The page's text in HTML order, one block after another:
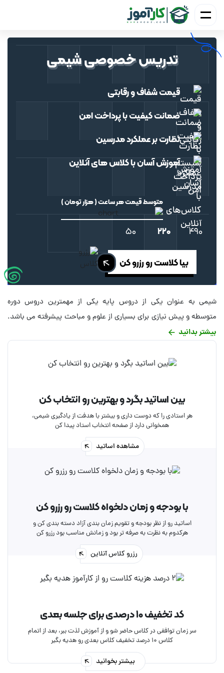
تدریس خصوصی شیمی
قیمت شفاف و رقابتی
ضمانت کیفیت باپرداخت امن
نظارت بر عملکرد مدرسین
آموزش آسان با کلاس‌هایآنلاین
متوسط قیمت هر ساعت ( هزار تومان )
۵۰ ۲۲۰ ۴۹۰
بیا کلاست رو رزرو کن
شیمی به عنوان یکی از دروس پایه یکی از مهمترین دروس دوره
متوسطه و پیش نیازی برای بسیاری از علوم و مباحث پیشرفته می باشد.
تدریس خصوصی شیمی به صورت آنلاین و اینترنتی راهی موثر برای
شیمی می تواند تاثیر فراوانی در قوی شدن پایه شیمی و آمادگی برای
معلمان خانم و آقا به صورت آنلاین از طریق سایت کارآموز امکان پذیر
است. برای رزرو جلسه آنلاین تدریس خصوصی شیمی می توانید رزومه
اساتید شیمی را در همین صفحه مشاهده و بهترین معلم خصوصی
بیشتر بدانید
بین اساتید بگرد و بهترین رو انتخاب کن
هر استادی را که دوست داری و بیشتر با هدفت از یادگیری شیمی،
همخوانی دارد از صفحه انتخاب استاد پیدا کن
مشاهده اساتید
با بودجه و زمان دلخواه کلاست رو رزرو کن
اساتید رو از نظر بودجه و تقویم زمان بندی آزاد دسته بندی کن و
هرکدوم به نظرت به صرفه تر بود و زمانش مناسب بود رزرو کن
رزرو کلاس آنلاین
کد تخفیف ۱۰ درصدی برای جلسه بعدی
سر زمان توافقی در کلاس حاضر شو و از آموزش لذت ببر، بعد از اتمام
کلاس ۱۰ درصد تخفیف کلاس بعدی رو هدیه بگیر
بیشتر بخوانید